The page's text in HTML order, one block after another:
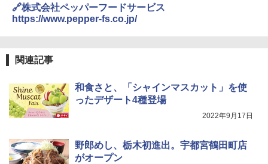
🔗株式会社ペッパーフードサービス
https://www.pepper-fs.co.jp/
関連記事
和食さと、「シャインマスカット」を使
ったデザート4種登場
2022年9月17日
野郎めし、栃木初進出。宇都宮鶴田町店
がオープン